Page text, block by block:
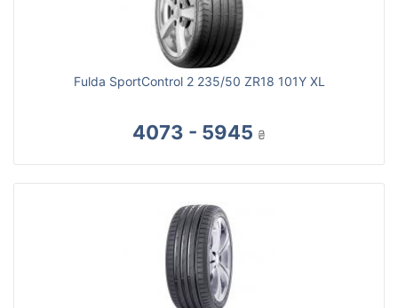
Fulda SportControl 2 235/50 ZR18 101Y XL
4073 - 5945 ₴